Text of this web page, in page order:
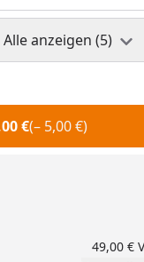
Alle anzeigen (5)
€(– 5,00 €)
verringern
manuell eingeben
um eins
49,00 €